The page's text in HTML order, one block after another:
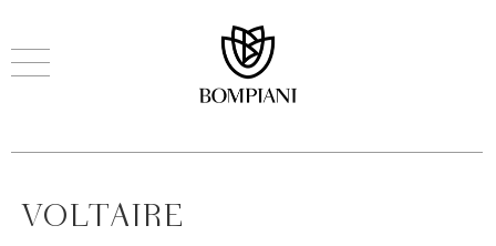
VOLTAIRE